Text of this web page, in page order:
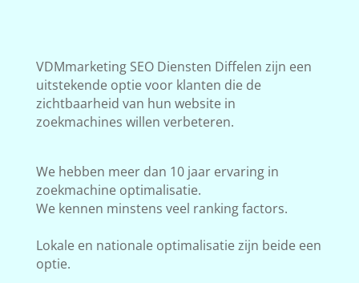
VDMmarketing SEO Diensten Diffelen zijn een
uitstekende optie voor klanten die de
zichtbaarheid van hun website in
zoekmachines willen verbeteren.
We hebben meer dan 10 jaar ervaring in
zoekmachine optimalisatie.
We kennen minstens veel ranking factors.
Lokale en nationale optimalisatie zijn beide een
optie.